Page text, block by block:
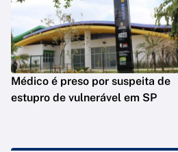
Médico é preso por suspeita de
estupro de vulnerável em SP